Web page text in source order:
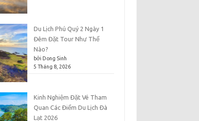
Du Lịch Phú Quý 2 Ngày 1
Đêm Đặt Tour Như Thế
Nào?
bởi Dong Sinh
5 Tháng 8, 2026
Kinh Nghiệm Đặt Vé Tham
Quan Các Điểm Du Lịch Đà
Lạt 2026